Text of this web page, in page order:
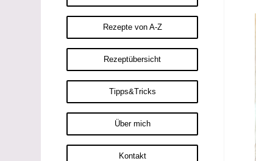
Rezepte von A-Z
Rezeptübersicht
Tipps&Tricks
Über mich
Kontakt